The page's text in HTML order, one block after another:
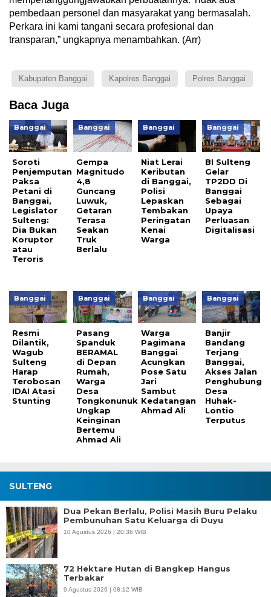
pembedaan personel dan masyarakat yang bermasalah.
Perkara ini kami tangani secara profesional dan
transparan,” ungkapnya menambahkan. (Arr)
Kabupaten Banggai Kapolres Banggai Polres Banggai
Baca Juga
Banggai
Soroti
Penjemputan
Paksa
Petani di
Banggai,
Legislator
Sulteng:
Dia Bukan
Koruptor
atau
Teroris
Banggai
Gempa
Magnitudo
4,8
Guncang
Luwuk,
Getaran
Terasa
Seakan
Truk
Berlalu
Banggai
Niat Lerai
Keributan
di Banggai,
Polisi
Lepaskan
Tembakan
Peringatan
Kenai
Warga
Banggai
BI Sulteng
Gelar
TP2DD Di
Banggai
Sebagai
Upaya
Perluasan
Digitalisasi
Banggai
Resmi
Dilantik,
Wagub
Sulteng
Harap
Terobosan
IDAI Atasi
Stunting
Banggai
Pasang
Spanduk
BERAMAL
di Depan
Rumah,
Warga
Desa
Tongkonunuk
Ungkap
Keinginan
Bertemu
Ahmad Ali
Banggai
Warga
Pagimana
Banggai
Acungkan
Pose Satu
Jari
Sambut
Kedatangan
Ahmad Ali
Banggai
Banjir
Bandang
Terjang
Banggai,
Akses Jalan
Penghubung
Desa
Huhak-
Lontio
Terputus
SULTENG
Dua Pekan Berlalu, Polisi Masih Buru Pelaku
Pembunuhan Satu Keluarga di Duyu
10 Agustus 2026 | 20:36 WIB
72 Hektare Hutan di Bangkep Hangus
Terbakar
9 Agustus 2026 | 08:12 WIB